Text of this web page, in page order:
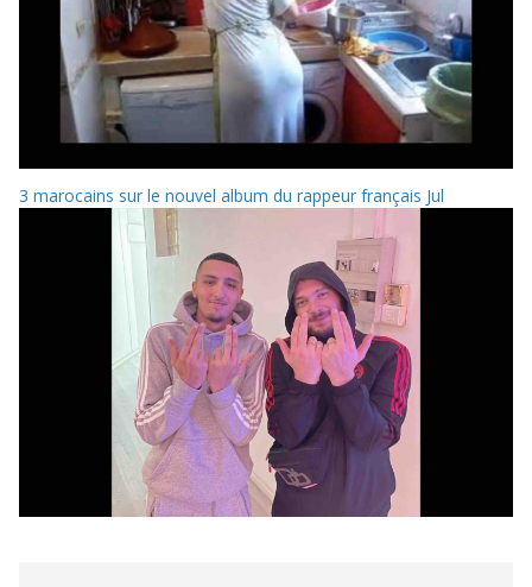
3 marocains sur le nouvel album du rappeur français Jul